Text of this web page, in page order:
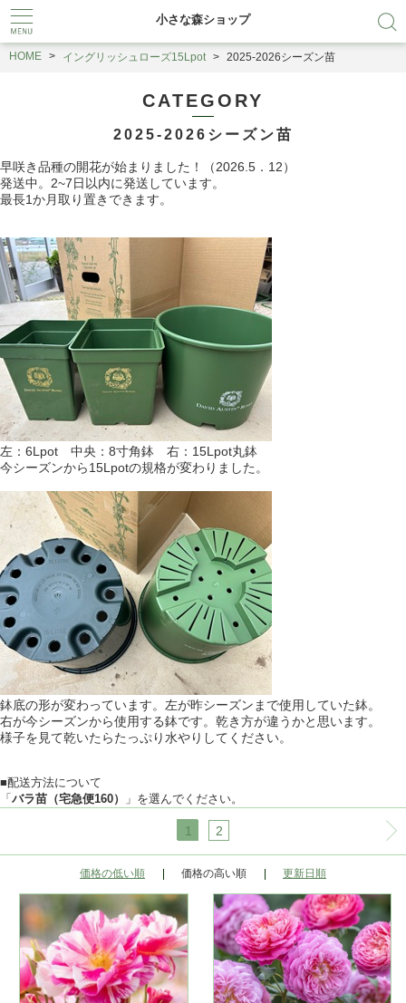
小さな森ショップ
HOME イングリッシュローズ15Lpot 2025-2026シーズン苗
CATEGORY
2025-2026シーズン苗
早咲き品種の開花が始まりました！（2026.5．12）
発送中。2~7日以内に発送しています。
最長1か月取り置きできます。
左：6Lpot 中央：8寸角鉢 右：15Lpot丸鉢
今シーズンから15Lpotの規格が変わりました。
鉢底の形が変わっています。左が昨シーズンまで使用していた鉢。
右が今シーズンから使用する鉢です。乾き方が違うかと思います。
様子を見て乾いたらたっぷり水やりしてください。
■配送方法について
「 バラ苗（宅急便160） 」を選んでください。
1 2
価格の低い順 価格の高い順 更新日順